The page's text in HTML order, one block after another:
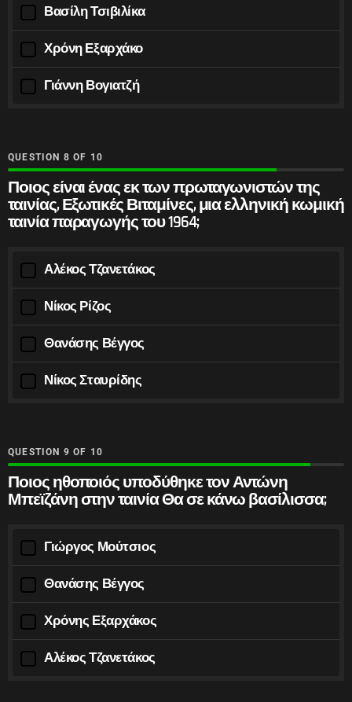
Βασίλη Τσιβιλίκα
Χρόνη Εξαρχάκο
Γιάννη Βογιατζή
QUESTION OF 10
Ποιος είναι ένας εκ των πρωταγωνιστών της
ταινίας, Εξωτικές Βιταμίνες, μια ελληνική κωμική
ταινία παραγωγής του 1964;
Αλέκος Τζανετάκος
Νίκος Ρίζος
Θανάσης Βέγγος
Νίκος Σταυρίδης
QUESTION OF 10
Ποιος ηθοποιός υποδύθηκε τον Αντώνη
Μπεϊζάνη στην ταινία Θα σε κάνω βασίλισσα;
Γιώργος Μούτσιος
Θανάσης Βέγγος
Χρόνης Εξαρχάκος
Αλέκος Τζανετάκος